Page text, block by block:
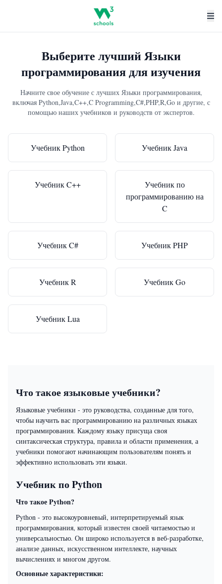
Выберите лучший Языки
программирования для изучения
Начните свое обучение с лучших Языки программирования,
включая Python,Java,C++,C Programming,C#,PHP,R,Go и другие, с
помощью наших учебников и руководств от экспертов.
Учебник Python Учебник Java
Учебник C++
Учебник по
программированию на
C
Учебник C# Учебник PHP
Учебник R Учебник Go
Учебник Lua
Что такое языковые учебники?
Языковые учебники - это руководства, созданные для того,
чтобы научить вас программированию на различных языках
программирования. Каждому языку присуща своя
синтаксическая структура, правила и области применения, а
учебники помогают начинающим пользователям понять и
эффективно использовать эти языки.
Учебник по Python
Что такое Python?
Python - это высокоуровневый, интерпретируемый язык
программирования, который известен своей читаемостью и
универсальностью. Он широко используется в веб-разработке,
анализе данных, искусственном интеллекте, научных
вычислениях и многом другом.
Основные характеристики: